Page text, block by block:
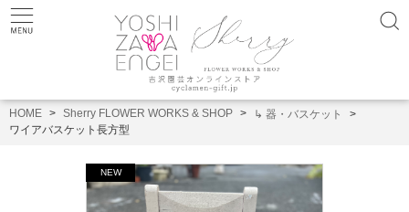
HOME Sherry FLOWER WORKS & SHOP
↳ 器・バスケット
ワイアバスケット長方型